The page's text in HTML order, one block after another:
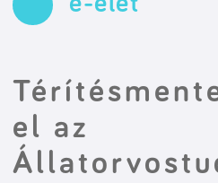
el az